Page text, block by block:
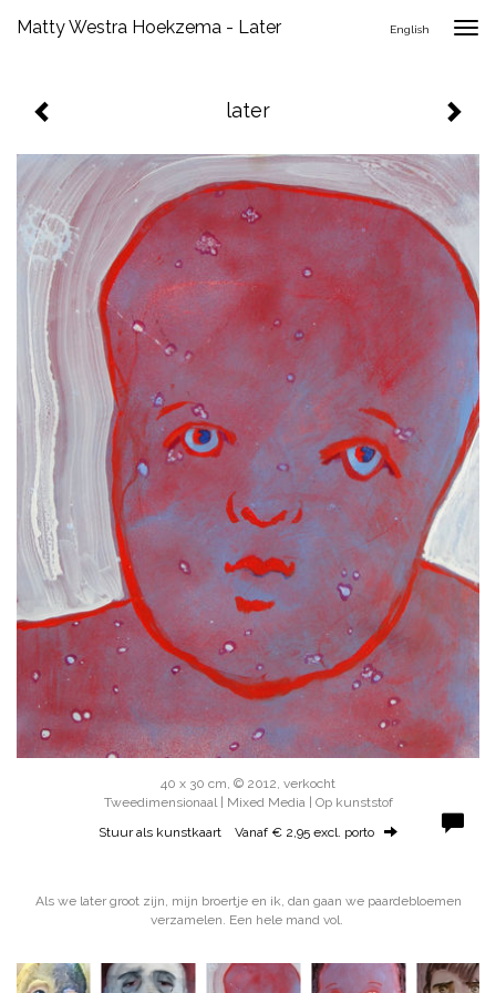
Matty Westra Hoekzema - Later English
later
40 x 30 cm, © 2012, verkocht
Tweedimensionaal | Mixed Media | Op kunststof
Stuur als kunstkaart Vanaf € 2,95 excl. porto
Als we later groot zijn, mijn broertje en ik, dan gaan we paardebloemen
verzamelen. Een hele mand vol.